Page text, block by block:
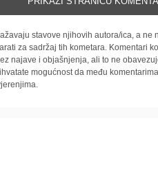
stavove njihovih autora/ica, a ne
za sadržaj tih kometara. Komentari
najave i objašnjenja, ali to ne
mogućnost da među